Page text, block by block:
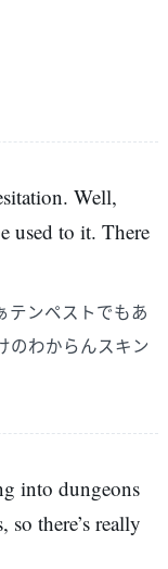
Well,
used to it. There
テンペストでもあ
のわからんスキン
into dungeons
there’s really